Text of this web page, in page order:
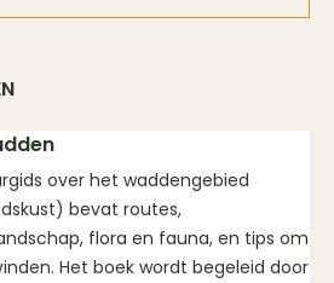
over het waddengebied
bevat routes,
flora en fauna, en tips om
Het boek wordt begeleid door